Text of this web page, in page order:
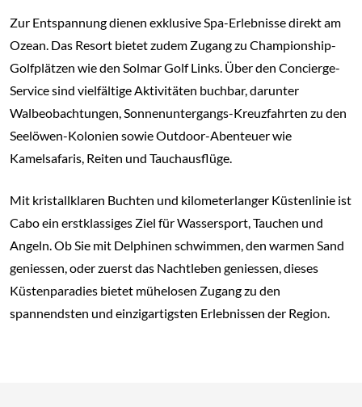
Zur Entspannung dienen exklusive Spa-Erlebnisse direkt am
Ozean. Das Resort bietet zudem Zugang zu Championship-
Golfplätzen wie den Solmar Golf Links. Über den Concierge-
Service sind vielfältige Aktivitäten buchbar, darunter
Walbeobachtungen, Sonnenuntergangs-Kreuzfahrten zu den
Seelöwen-Kolonien sowie Outdoor-Abenteuer wie
Kamelsafaris, Reiten und Tauchausflüge.
Mit kristallklaren Buchten und kilometerlanger Küstenlinie ist
Cabo ein erstklassiges Ziel für Wassersport, Tauchen und
Angeln. Ob Sie mit Delphinen schwimmen, den warmen Sand
geniessen, oder zuerst das Nachtleben geniessen, dieses
Küstenparadies bietet mühelosen Zugang zu den
spannendsten und einzigartigsten Erlebnissen der Region.